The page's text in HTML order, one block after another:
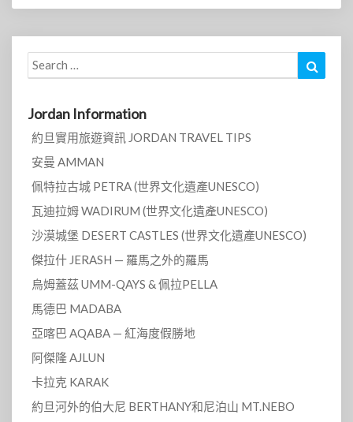
Search
for:
Jordan Information
約旦實用旅遊資訊 JORDAN TRAVEL TIPS
安曼 AMMAN
佩特拉古城 PETRA (世界文化遺產UNESCO)
瓦迪拉姆 WADIRUM (世界文化遺產UNESCO)
沙漠城堡 DESERT CASTLES (世界文化遺產UNESCO)
傑拉什 JERASH — 羅馬之外的羅馬
烏姆蓋茲 UMM-QAYS & 佩拉PELLA
馬德巴 MADABA
亞喀巴 AQABA — 紅海度假勝地
阿傑隆 AJLUN
卡拉克 KARAK
約旦河外的伯大尼 BERTHANY和尼泊山 MT.NEBO